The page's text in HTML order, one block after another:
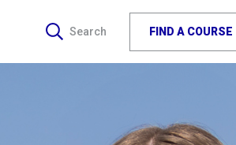
Search FIND A COURSE